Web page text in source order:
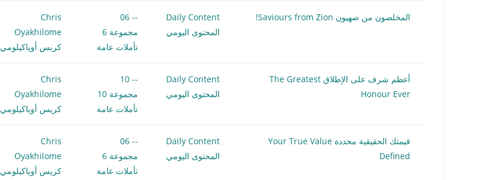
المخلصون من صهيون Saviours from Zion!
Daily Content
المحتوى اليومي
-- 06
مجموعة 6
تأملات عامة
Chris
Oyakhilome
كريس أوياكيلومي
أعظم شرف على الإطلاق The Greatest
Honour Ever
Daily Content
المحتوى اليومي
-- 10
مجموعة 10
تأملات عامة
Chris
Oyakhilome
كريس أوياكيلومي
قيمتك الحقيقية محددة Your True Value
Defined
Daily Content
المحتوى اليومي
-- 06
مجموعة 6
تأملات عامة
Chris
Oyakhilome
كريس أوياكيلومي